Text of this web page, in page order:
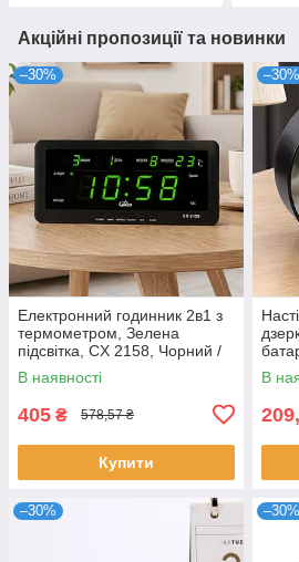
Акційні пропозиції та новинки
–30%
Електронний годинник 2в1 з
термометром, Зелена
підсвітка, CX 2158, Чорний /
Настільний годинник /
Настінний годинник
В наявності
405 ₴ 578,57 ₴
Купити
–30%
DT-
В
–30% –30%